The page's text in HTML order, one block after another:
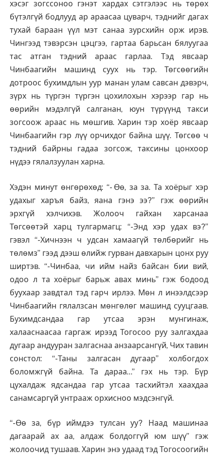
хэсэг зогссоноо гэнэт хардах сэтгэлээс нь төрөх
бүтэлгүй бодлууд ар араасаа цуварч, тэднийг дагах
тухай бараан үүл мэт санаа зурсхийн орж ирэв.
Чингээд тэвэрсэн цэцгээ, гартаа барьсан бялуугаа
тас атган тэдний араас гарлаа. Тэд явсаар
Чинбаагийн машинд суух нь тэр. Төгсөөгийн
дотроос бухимдлын уур манан улам савсан дэвэрч,
зүрх нь түргэн түргэн цохилохын хэрээр гар нь
өөрийн мэдэлгүй салганан, юун түрүүнд такси
зогсоож араас нь мөшгив. Харин тэр хоёр явсаар
Чинбаагийн гэр лүү орчихдог байна шүү. Төгсөө ч
тэдний байрны гадаа зогсож, таксины цонхоор
нүдээ гялалзуулан харна.
Хэдэн минут өнгөрөхөд: “- Өө, за за. Та хоёрыг хэр
удахыг харъя байз, яана гэнэ ээ?” гэж өөрийн
эрхгүй хэлчихэв. Жолооч гайхан харсанаа
Төгсөөтэй харц тулгармагц: “-Энд хэр удах вэ?”
гэвэл “-Хичнээн ч удсан хамаагүй төлбөрийг нь
төлөмз” гээд дээш өлийж гурван давхарын цонх руу
ширтэв. “-Чинбаа, чи ийм найз байсан бии вий,
одоо л та хоёрыг барьж авах минь” гэж бодоод
буухаар завдтал тэд гарч ирлээ. Мөн л инээлдсээр
Чинбаагийн гялалзсан мөнгөлөг машинд сууцгаав.
Бухимдсандаа гар утсаа эрэн мунгинаж,
халааснаасаа гаргаж ирээд Тогосоо руу залгахдаа
дугаар андууран залгаснаа анзаарсангүй, Чих тавин
сонстол: “-Таны залгасан дугаар” холбогдох
боломжгүй байна. Та дараа…” гэх нь тэр. Бүр
цухалдаж ядсандаа гар утсаа тасхийтэл хаахдаа
санамсаргүй унтрааж орхисноо мэдсэнгүй.
“-Өө за, бүр иймдээ тулсан уу? Наад машинаа
дагаарай ах аа, алдаж болдоггүй юм шүү” гэж
жолоочид тушаав. Харин энэ удаад тэд Тогосоогийн